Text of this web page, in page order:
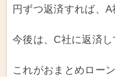
円ずつ返済すれば、A
今後は、C社に返済し
これがおまとめローン